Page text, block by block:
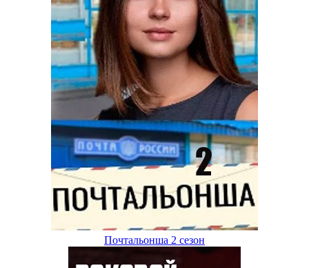
Почтальонша 2 сезон